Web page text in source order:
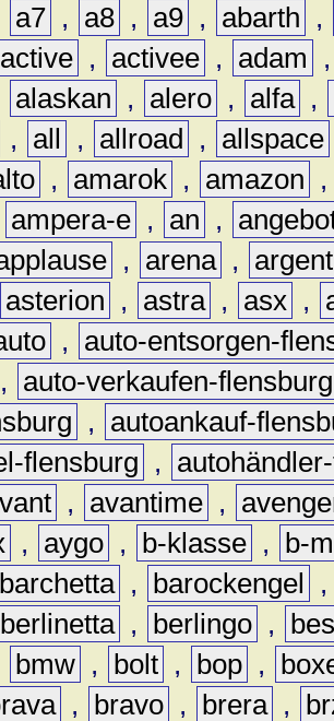
a7 , a8 , a9 , abarth
,
active , activee , adam
alaskan , alero , alfa ,
, all , allroad , allspace
, amarok , amazon
ampera-e , an ,
, arena ,
asterion , astra , asx ,
,
auto-entsorgen-
,
auto-verkaufen-flensburg
,
autoankauf-
flensburg
,
, avantime ,
, aygo , b-klasse ,
b-
barchetta , barockengel
berlinetta , berlingo ,
bmw , bolt , bop ,
, bravo , brera ,